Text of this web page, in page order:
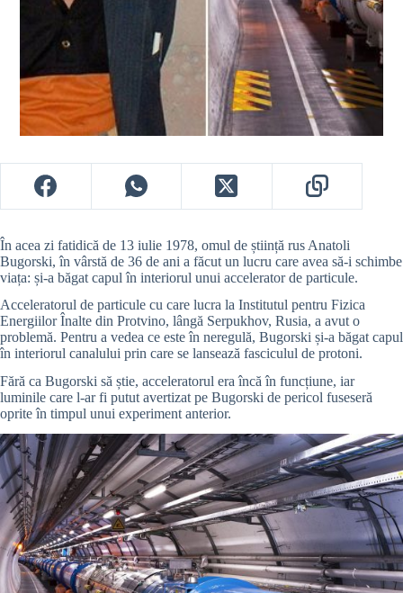
În acea zi fatidică de 13 iulie 1978, omul de știință rus Anatoli
Bugorski, în vârstă de 36 de ani a făcut un lucru care avea să-i schimbe
viața: și-a băgat capul în interiorul unui accelerator de particule.
Acceleratorul de particule cu care lucra la Institutul pentru Fizica
Energiilor Înalte din Protvino, lângă Serpukhov, Rusia, a avut o
problemă. Pentru a vedea ce este în neregulă, Bugorski și-a băgat capul
în interiorul canalului prin care se lansează fasciculul de protoni.
Fără ca Bugorski să știe, acceleratorul era încă în funcțiune, iar
luminile care l-ar fi putut avertizat pe Bugorski de pericol fuseseră
oprite în timpul unui experiment anterior.